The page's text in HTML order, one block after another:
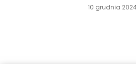
10 grudnia